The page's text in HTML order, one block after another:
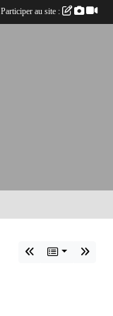
Participer au site :